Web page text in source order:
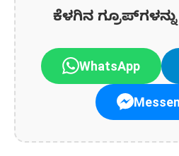
ಕೆಳಗಿನ
WhatsApp